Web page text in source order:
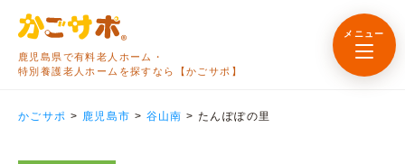
鹿児島県で有料老人ホーム・
特別養護老人ホームを探すなら【かごサポ】
メニュー
かごサポ > 鹿児島市 > 谷山南 >たんぽぽの里